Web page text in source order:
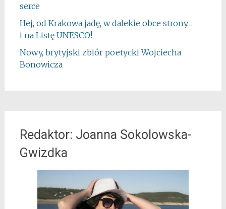
serce
Hej, od Krakowa jadę, w dalekie obce strony…
i na Listę UNESCO!
Nowy, brytyjski zbiór poetycki Wojciecha
Bonowicza
Redaktor: Joanna Sokolowska-
Gwizdka